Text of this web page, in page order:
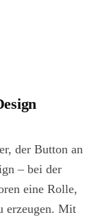
der Button an
– bei der
eine Rolle,
erzeugen. Mit